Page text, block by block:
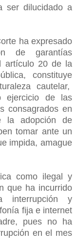
ser dilucidado a
ha expresado
de garantías
artículo 20 de la
constituye
cautelar,
ejercicio de las
consagrados en
la adopción de
tomar ante un
impida, amague
como ilegal y
que ha incurrido
interrupción y
fija e internet
pues no ha
en el mes